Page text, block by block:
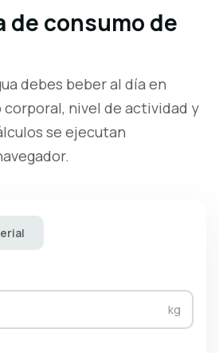
de consumo de
debes beber al día en
nivel de actividad y
se ejecutan
kg